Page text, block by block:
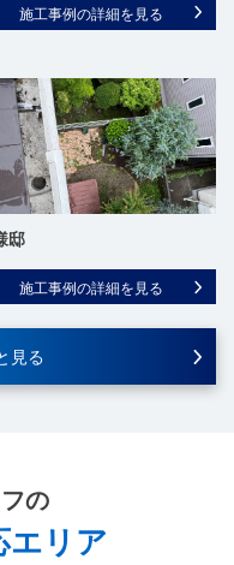
施工事例の詳細を見る
邸
施工事例の詳細を見る
見る
の
エリア